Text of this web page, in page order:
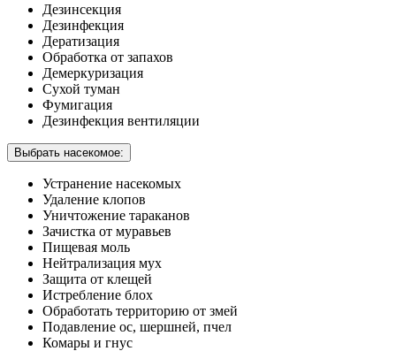
Дезинсекция
Дезинфекция
Дератизация
Обработка от запахов
Демеркуризация
Сухой туман
Фумигация
Дезинфекция вентиляции
Выбрать насекомое:
Устранение насекомых
Удаление клопов
Уничтожение тараканов
Зачистка от муравьев
Пищевая моль
Нейтрализация мух
Защита от клещей
Истребление блох
Обработать территорию от змей
Подавление ос, шершней, пчел
Комары и гнус